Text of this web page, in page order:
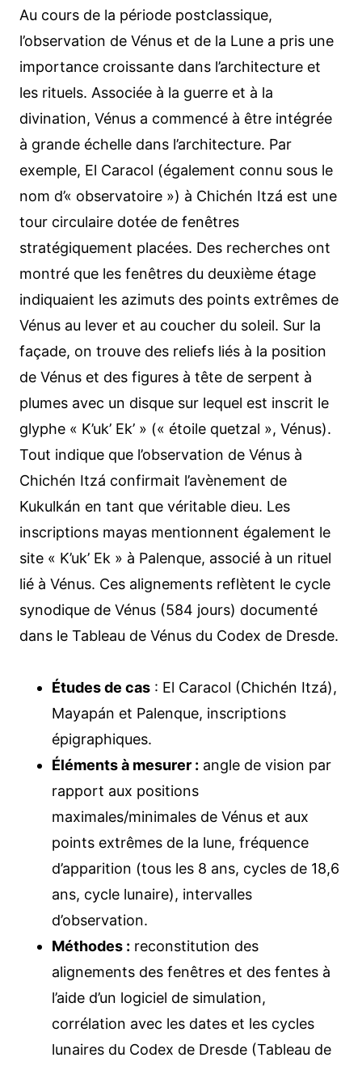
Au cours de la période postclassique,
l’observation de Vénus et de la Lune a pris une
importance croissante dans l’architecture et
les rituels. Associée à la guerre et à la
divination, Vénus a commencé à être intégrée
à grande échelle dans l’architecture. Par
exemple, El Caracol (également connu sous le
nom d’« observatoire ») à Chichén Itzá est une
tour circulaire dotée de fenêtres
stratégiquement placées. Des recherches ont
montré que les fenêtres du deuxième étage
indiquaient les azimuts des points extrêmes de
Vénus au lever et au coucher du soleil. Sur la
façade, on trouve des reliefs liés à la position
de Vénus et des figures à tête de serpent à
plumes avec un disque sur lequel est inscrit le
glyphe « K’uk’ Ek’ » (« étoile quetzal », Vénus).
Tout indique que l’observation de Vénus à
Chichén Itzá confirmait l’avènement de
Kukulkán en tant que véritable dieu. Les
inscriptions mayas mentionnent également le
site « K’uk’ Ek » à Palenque, associé à un rituel
lié à Vénus. Ces alignements reflètent le cycle
synodique de Vénus (584 jours) documenté
dans le Tableau de Vénus du Codex de Dresde.
Études de cas : El Caracol (Chichén Itzá),
Mayapán et Palenque, inscriptions
épigraphiques.
Éléments à mesurer : angle de vision par
rapport aux positions
maximales/minimales de Vénus et aux
points extrêmes de la lune, fréquence
d’apparition (tous les 8 ans, cycles de 18,6
ans, cycle lunaire), intervalles
d’observation.
Méthodes : reconstitution des
alignements des fenêtres et des fentes à
l’aide d’un logiciel de simulation,
corrélation avec les dates et les cycles
lunaires du Codex de Dresde (Tableau de